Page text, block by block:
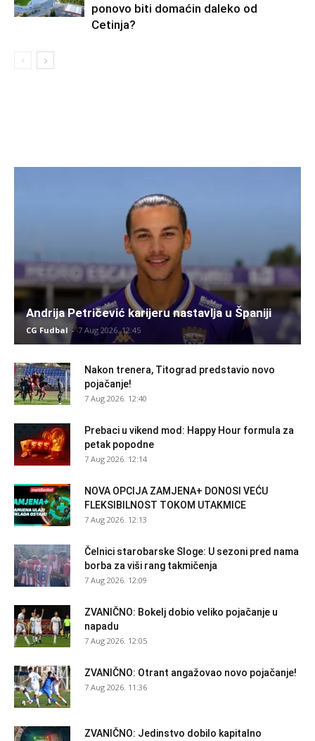
ponovo biti domaćin daleko od
Cetinja?
Andrija Petričević karijeru nastavlja u Španiji
CG Fudbal - 7 Aug 2026. 12:45
Nakon trenera, Titograd predstavio novo
pojačanje!
7 Aug 2026. 12:40
Prebaci u vikend mod: Happy Hour formula za
petak popodne
7 Aug 2026. 12:14
NOVA OPCIJA ZAMJENA+ DONOSI VEĆU
FLEKSIBILNOST TOKOM UTAKMICE
7 Aug 2026. 12:13
Čelnici starobarske Sloge: U sezoni pred nama
borba za viši rang takmičenja
7 Aug 2026. 12:09
ZVANIČNO: Bokelj dobio veliko pojačanje u
napadu
7 Aug 2026. 12:05
ZVANIČNO: Otrant angažovao novo pojačanje!
7 Aug 2026. 11:36
ZVANIČNO: Jedinstvo dobilo kapitalno